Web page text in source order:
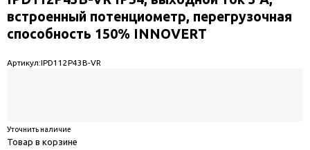
встроенный потенциометр, перегрузочная
способность 150% INNOVERT
Артикул:IPD112P43B-VR
Уточнить наличие
Товар в корзине